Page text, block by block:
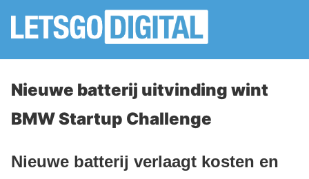
Nieuwe batterij uitvinding wint
BMW Startup Challenge
Nieuwe batterij verlaagt kosten en